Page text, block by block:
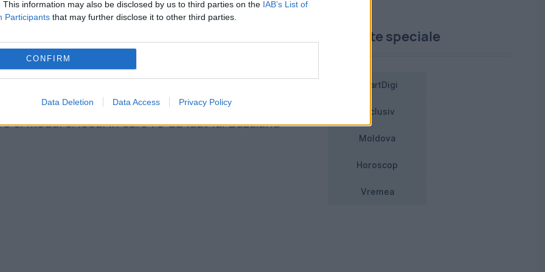
This information may also be disclosed by us to third parties on the IAB’s List of
Participants that may further disclose it to other third parties.
CONFIRM
Data Deletion Data Access Privacy Policy
pentru aceasta afacere, si altele,
sa vina din strainatate si l-au audiat in
. Probabil l-au pus sa dea denunturi in schimbul
Speram ca viitoarea Sectie de
care isi va incepe activitatea, cel mai
si modul si locul in care i s-au luat lui Buzaianu
Proiecte speciale
SmartDigi
Exclusiv
Moldova
Horoscop
Vremea